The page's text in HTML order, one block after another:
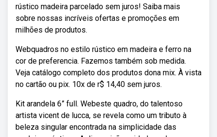
rústico madeira parcelado sem juros! Saiba mais
sobre nossas incríveis ofertas e promoções em
milhões de produtos.
Webquadros no estilo rústico em madeira e ferro na
cor de preferencia. Fazemos também sob medida.
Veja catálogo completo dos produtos dona mix. À vista
no cartão ou pix. 10x de r$ 14,40 sem juros.
Kit arandela 6” full. Webeste quadro, do talentoso
artista vicent de lucca, se revela como um tributo à
beleza singular encontrada na simplicidade das